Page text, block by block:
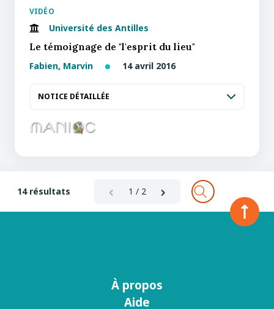
VIDÉO
Université des Antilles
Le témoignage de "l'esprit du lieu"
Fabien, Marvin 14 avril 2016
NOTICE DÉTAILLÉE
14 résultats 1 / 2
À propos
Aide